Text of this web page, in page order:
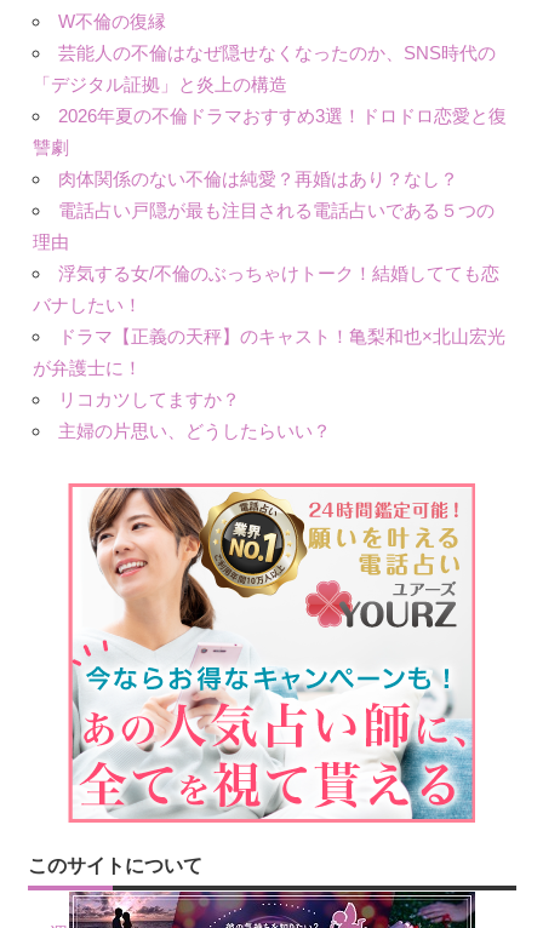
W不倫の復縁
芸能人の不倫はなぜ隠せなくなったのか、SNS時代の
「デジタル証拠」と炎上の構造
2026年夏の不倫ドラマおすすめ3選！ドロドロ恋愛と復
讐劇
肉体関係のない不倫は純愛？再婚はあり？なし？
電話占い戸隠が最も注目される電話占いである５つの
理由
浮気する女/不倫のぶっちゃけトーク！結婚してても恋
バナしたい！
ドラマ【正義の天秤】のキャスト！亀梨和也×北山宏光
が弁護士に！
リコカツしてますか？
主婦の片思い、どうしたらいい？
このサイトについて